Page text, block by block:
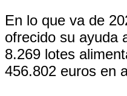
En lo que va de
ofrecido su ayuda
8.269 lotes
456.802 euros en